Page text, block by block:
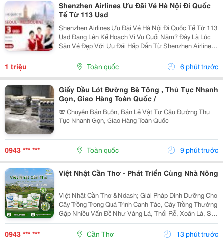
Shenzhen Airlines Ưu Đãi Vé Hà Nội Đi Quốc
Tế Từ 113 Usd
Shenzhen Airlines Ưu Đãi Vé Hà Nội Đi Quốc Tế Từ 113
Usd Đang Lên Kế Hoạch Vi Vu Cuối Năm? Đây Là Lúc
Săn Vé Đẹp Với Ưu Đãi Hấp Dẫn Từ Shenzhen Airlines!
Hành Khách Khởi Hành Từ Hà Nội Có Thể Bay Đến
Những Điểm Đến Nổi Bật Như London, Seoul Và...
1 triệu Toàn quốc 6 phút trước
Giấy Dầu Lót Đường Bê Tông , Thủ Tục Nhanh
Gọn, Giao Hàng Toàn Quốc /
☎ Chuyên Bán Buôn, Bán Lẻ Vật Tư Câu Đường Thu
Tục Nhanh Gọn, Giao Hàng Toàn Quốc
0943 *** *** Toàn quốc 9 phút trước
Việt Nhật Cần Thơ - Phát Triển Cùng Nhà Nông
Việt Nhật Cần Thơ &Ndash; Giải Pháp Dinh Dưỡng Cho
Cây Trồng Trong Quá Trình Canh Tác, Cây Trồng Thường
Gặp Nhiều Vấn Đề Như Vàng Lá, Thối Rễ, Xoăn Lá, Sâu
Bệnh, Ra Hoa Kém, Rụng Hoa Hoặc Đậu Quả Thấp .
Việc Lựa Chọn Giải Pháp Dinh Dưỡng Phù Hợp Và...
0943 *** *** Cần Thơ 13 phút trước